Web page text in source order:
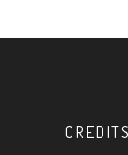
CREDITS